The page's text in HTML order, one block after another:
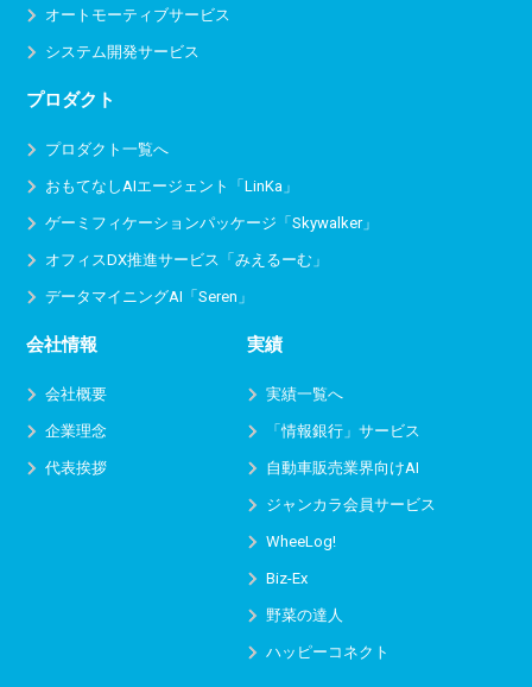
オートモーティブサービス
システム開発サービス
プロダクト
プロダクト一覧へ
おもてなしAIエージェント「LinKa」
ゲーミフィケーションパッケージ「Skywalker」
オフィスDX推進サービス 「みえるーむ」
データマイニングAI「Seren」
会社情報
会社概要
企業理念
代表挨拶
実績
実績一覧へ
「情報銀行」サービス
自動車販売業界向けAI
ジャンカラ会員サービス
WheeLog!
Biz-Ex
野菜の達人
ハッピーコネクト